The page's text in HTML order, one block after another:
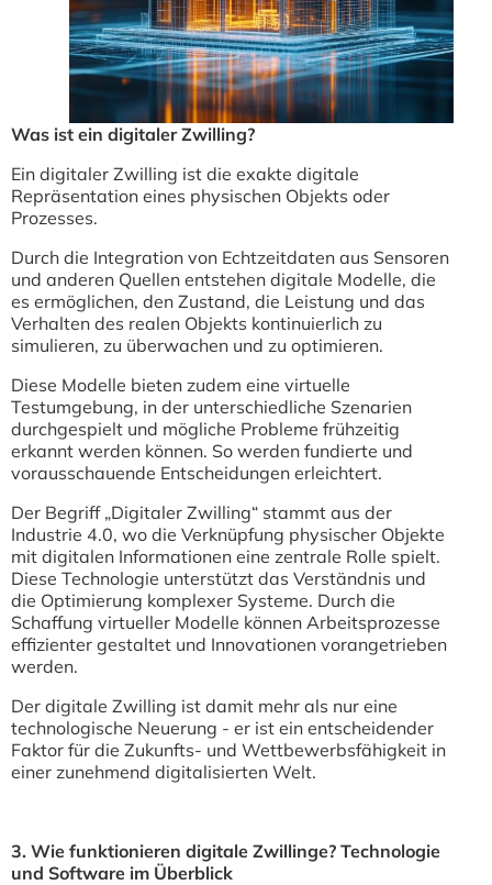
Was ist ein digitaler Zwilling?
Ein digitaler Zwilling ist die exakte digitale
Repräsentation eines physischen Objekts oder
Prozesses.
Durch die Integration von Echtzeitdaten aus Sensoren
und anderen Quellen entstehen digitale Modelle, die
es ermöglichen, den Zustand, die Leistung und das
Verhalten des realen Objekts kontinuierlich zu
simulieren, zu überwachen und zu optimieren.
Diese Modelle bieten zudem eine virtuelle
Testumgebung, in der unterschiedliche Szenarien
durchgespielt und mögliche Probleme frühzeitig
erkannt werden können. So werden fundierte und
vorausschauende Entscheidungen erleichtert.
Der Begriff „Digitaler Zwilling“ stammt aus der
Industrie 4.0, wo die Verknüpfung physischer Objekte
mit digitalen Informationen eine zentrale Rolle spielt.
Diese Technologie unterstützt das Verständnis und
die Optimierung komplexer Systeme. Durch die
Schaffung virtueller Modelle können Arbeitsprozesse
effizienter gestaltet und Innovationen vorangetrieben
werden.
Der digitale Zwilling ist damit mehr als nur eine
technologische Neuerung - er ist ein entscheidender
Faktor für die Zukunfts- und Wettbewerbsfähigkeit in
einer zunehmend digitalisierten Welt.
3. Wie funktionieren digitale Zwillinge? Technologie
und Software im Überblick